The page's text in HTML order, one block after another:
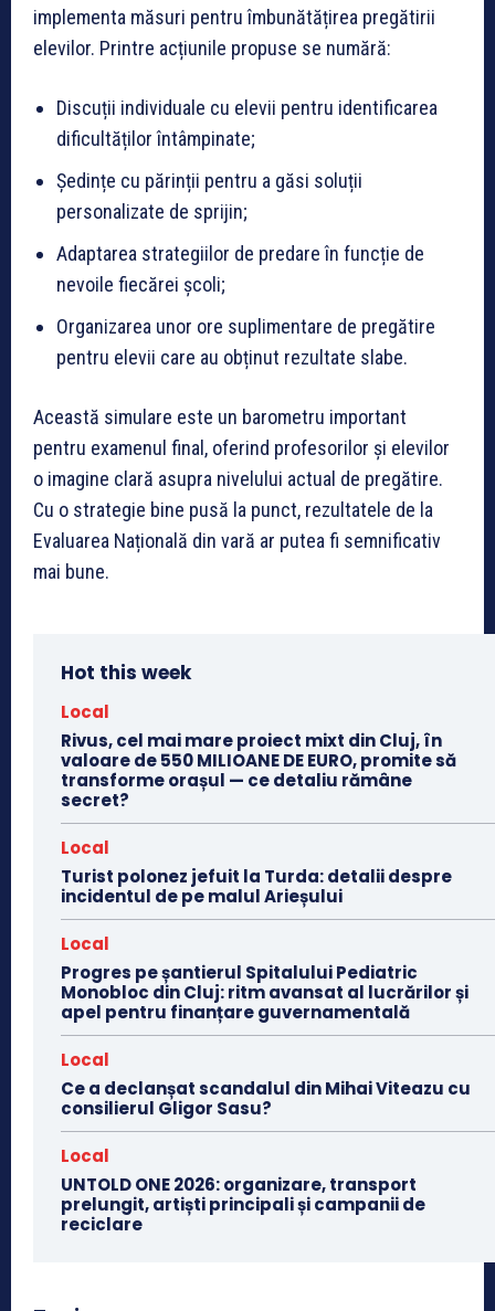
implementa măsuri pentru îmbunătățirea pregătirii
elevilor. Printre acțiunile propuse se numără:
Discuții individuale cu elevii pentru identificarea
dificultăților întâmpinate;
Ședințe cu părinții pentru a găsi soluții
personalizate de sprijin;
Adaptarea strategiilor de predare în funcție de
nevoile fiecărei școli;
Organizarea unor ore suplimentare de pregătire
pentru elevii care au obținut rezultate slabe.
Această simulare este un barometru important
pentru examenul final, oferind profesorilor și elevilor
o imagine clară asupra nivelului actual de pregătire.
Cu o strategie bine pusă la punct, rezultatele de la
Evaluarea Națională din vară ar putea fi semnificativ
mai bune.
Hot this week
Local
Rivus, cel mai mare proiect mixt din Cluj, în
valoare de 550 MILIOANE DE EURO, promite să
transforme orașul — ce detaliu rămâne
secret?
Local
Turist polonez jefuit la Turda: detalii despre
incidentul de pe malul Arieșului
Local
Progres pe șantierul Spitalului Pediatric
Monobloc din Cluj: ritm avansat al lucrărilor și
apel pentru finanțare guvernamentală
Local
Ce a declanșat scandalul din Mihai Viteazu cu
consilierul Gligor Sasu?
Local
UNTOLD ONE 2026: organizare, transport
prelungit, artiști principali și campanii de
reciclare